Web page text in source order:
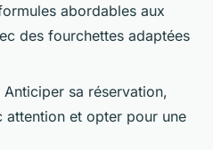
abordables aux
des fourchettes adaptées
Anticiper sa réservation,
attention et opter pour une